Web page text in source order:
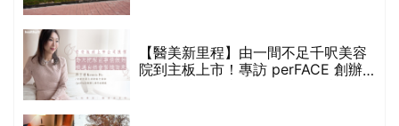
【醫美新里程】由一間不足千呎美容
院到主板上市！專訪 perFACE 創辦